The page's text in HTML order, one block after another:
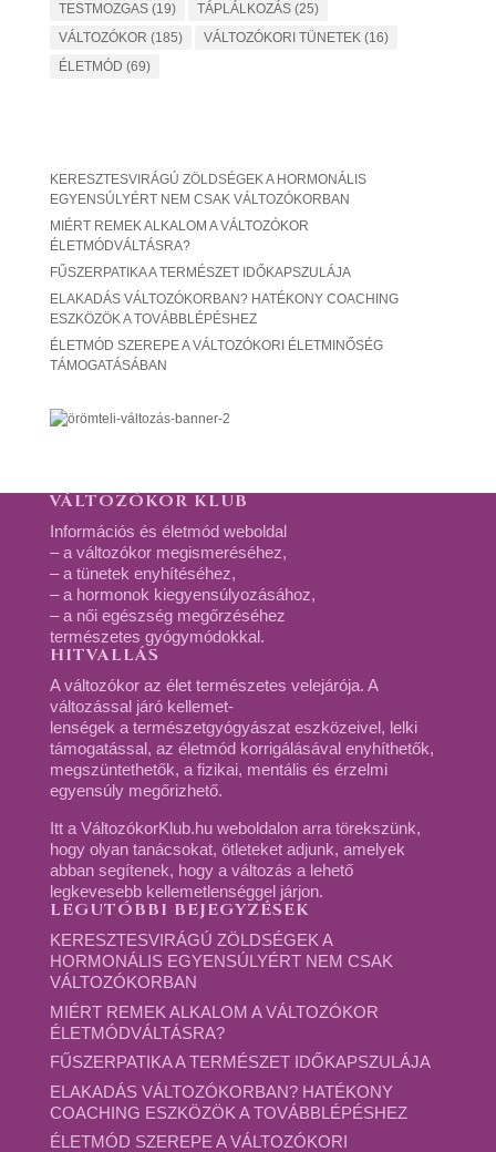
TESTMOZGAS(19) TÁPLÁLKOZÁS(25)
VÁLTOZÓKOR (185) VÁLTOZÓKORI TÜNETEK(16)
ÉLETMÓD (69)
KERESZTESVIRÁGÚ ZÖLDSÉGEK A HORMONÁLIS
EGYENSÚLYÉRT NEM CSAK VÁLTOZÓKORBAN
MIÉRT REMEK ALKALOM A VÁLTOZÓKOR
ÉLETMÓDVÁLTÁSRA?
FŰSZERPATIKA A TERMÉSZET IDŐKAPSZULÁJA
ELAKADÁS VÁLTOZÓKORBAN? HATÉKONY COACHING
ESZKÖZÖK A TOVÁBBLÉPÉSHEZ
ÉLETMÓD SZEREPE A VÁLTOZÓKORI ÉLETMINŐSÉG
TÁMOGATÁSÁBAN
VÁLTOZÓKOR KLUB
Információs és életmód weboldal
– a változókor megismeréséhez,
– a tünetek enyhítéséhez,
– a hormonok kiegyensúlyozásához,
– a női egészség megőrzéséhez
természetes gyógymódokkal.
HITVALLÁS
A változókor az élet természetes velejárója. A
változással járó kellemet-
lenségek a természetgyógyászat eszközeivel, lelki
támogatással, az életmód korrigálásával enyhíthetők,
megszüntethetők, a fizikai, mentális és érzelmi
egyensúly megőrizhető.
Itt a VáltozókorKlub.hu weboldalon arra törekszünk,
hogy olyan tanácsokat, ötleteket adjunk, amelyek
abban segítenek, hogy a változás a lehető
legkevesebb kellemetlenséggel járjon.
LEGUTÓBBI BEJEGYZÉSEK
KERESZTESVIRÁGÚ ZÖLDSÉGEK A
HORMONÁLIS EGYENSÚLYÉRT NEM CSAK
VÁLTOZÓKORBAN
MIÉRT REMEK ALKALOM A VÁLTOZÓKOR
ÉLETMÓDVÁLTÁSRA?
FŰSZERPATIKA A TERMÉSZET IDŐKAPSZULÁJA
ELAKADÁS VÁLTOZÓKORBAN? HATÉKONY
COACHING ESZKÖZÖK A TOVÁBBLÉPÉSHEZ
ÉLETMÓD SZEREPE A VÁLTOZÓKORI